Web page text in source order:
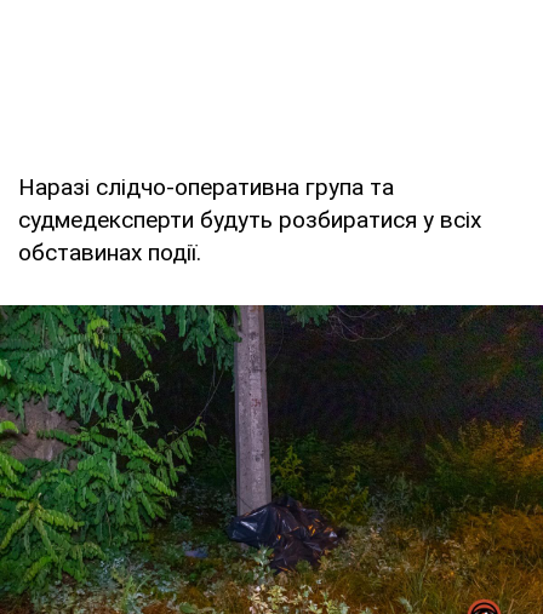
Наразі слідчо-оперативна група та
судмедексперти будуть розбиратися у всіх
обставинах події.